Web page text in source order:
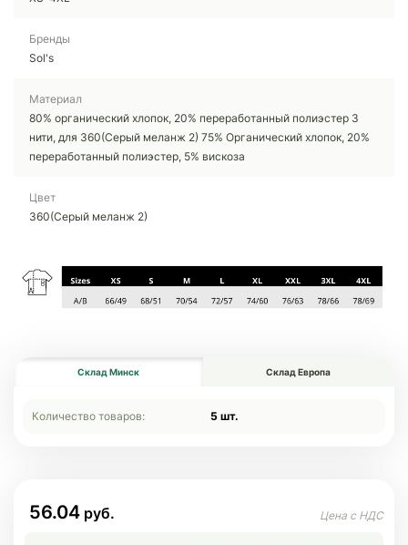
Бренды
Sol's
Материал
80% органический хлопок, 20% переработанный полиэстер 3
нити, для 360(Серый меланж 2) 75% Органический хлопок, 20%
переработанный полиэстер, 5% вискоза
Цвет
360(Серый меланж 2)
Склад Минск Склад Европа
Количество товаров: 5 шт.
56.04